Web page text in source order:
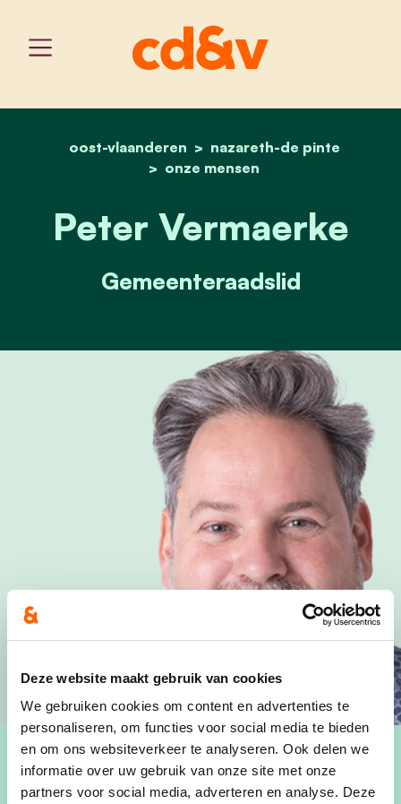
Deze website maakt gebruik van cookies
We gebruiken cookies om content en advertenties te
personaliseren, om functies voor social media te bieden
en om ons websiteverkeer te analyseren. Ook delen we
informatie over uw gebruik van onze site met onze
partners voor social media, adverteren en analyse. Deze
home
oost-vlaanderen
nazareth-de pinte
onze mensen
peter vermaerke
Peter Vermaerke
Gemeenteraadslid